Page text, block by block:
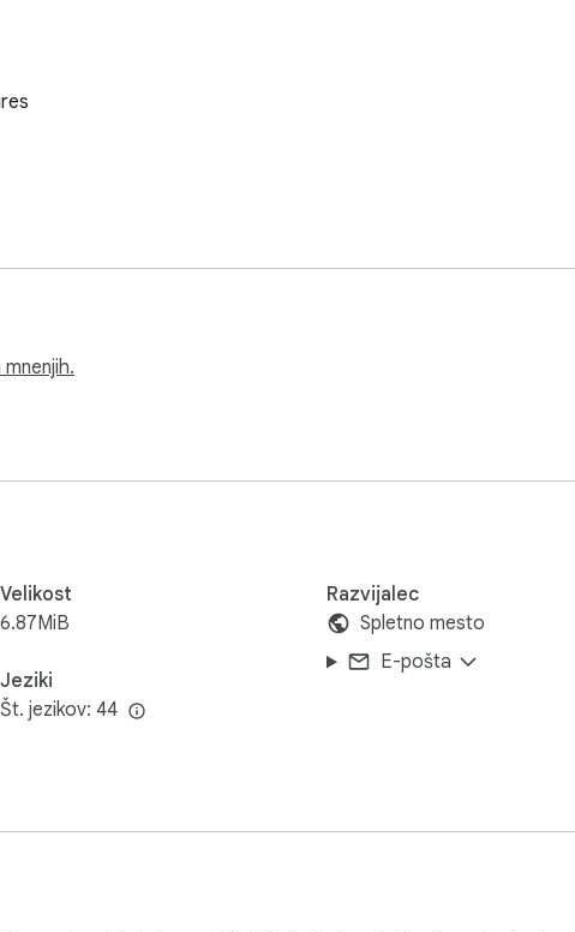
(and more requests will be added)! Stack Jump Hyper Casual
share your thoughts and problems.
Velikost
6.87MiB
Jeziki
Št. jezikov: 44
Razvijalec
Spletno mesto
E-pošta